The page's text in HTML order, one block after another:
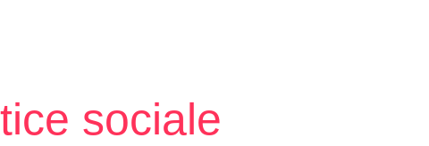
sociale